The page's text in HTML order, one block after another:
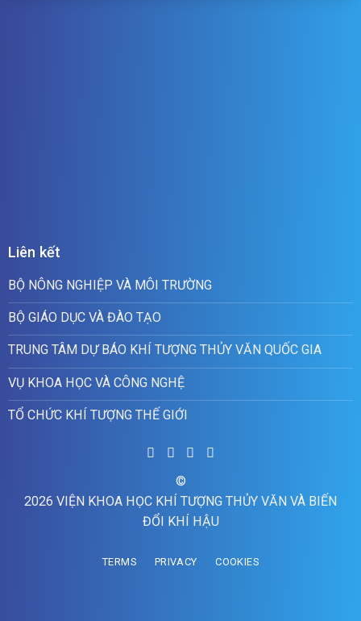
Liên kết
BỘ NÔNG NGHIỆP VÀ MÔI TRƯỜNG
BỘ GIÁO DỤC VÀ ĐÀO TẠO
TRUNG TÂM DỰ BÁO KHÍ TƯỢNG THỦY VĂN QUỐC GIA
VỤ KHOA HỌC VÀ CÔNG NGHỆ
TỔ CHỨC KHÍ TƯỢNG THẾ GIỚI
©
2026 VIỆN KHOA HỌC KHÍ TƯỢNG THỦY VĂN VÀ BIẾN
ĐỔI KHÍ HẬU
TERMS PRIVACY COOKIES